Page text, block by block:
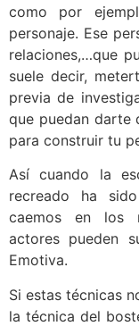
como por
personaje. Ese
relaciones,…que
suele decir,
previa de
que puedan darte
para construir tu
Así cuando la
recreado ha
caemos en los
actores pueden
Emotiva.
Si estas técnicas
la técnica del